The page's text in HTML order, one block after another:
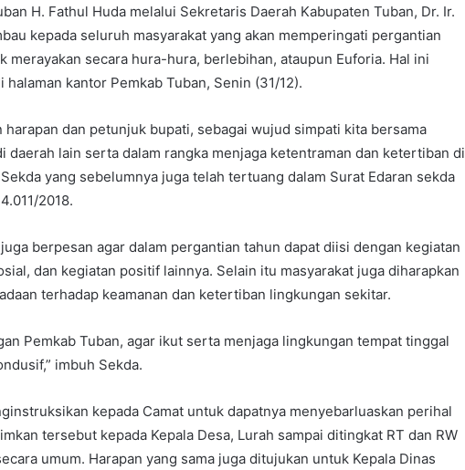
H. Fathul Huda melalui Sekretaris Daerah Kabupaten Tuban, Dr. Ir.
kepada seluruh masyarakat yang akan memperingati pergantian
merayakan secara hura-hura, berlebihan, ataupun Euforia. Hal ini
kantor Pemkab Tuban, Senin (31/12).
harapan dan petunjuk bupati, sebagai wujud simpati kita bersama
daerah lain serta dalam rangka menjaga ketentraman dan ketertiban di
yang sebelumnya juga telah tertuang dalam Surat Edaran sekda
2018.
berpesan agar dalam pergantian tahun dapat diisi dengan kegiatan
dan kegiatan positif lainnya. Selain itu masyarakat juga diharapkan
terhadap keamanan dan ketertiban lingkungan sekitar.
Pemkab Tuban, agar ikut serta menjaga lingkungan tempat tinggal
imbuh Sekda.
kepada Camat untuk dapatnya menyebarluaskan perihal
tersebut kepada Kepala Desa, Lurah sampai ditingkat RT dan RW
umum. Harapan yang sama juga ditujukan untuk Kepala Dinas